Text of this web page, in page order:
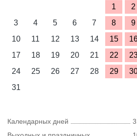
1
2
3
4 5 6 7 8
9
10
11 12 13 14 15
17
18 19 20 21 22
24
25 26 27 28 29
31
Календарных дней